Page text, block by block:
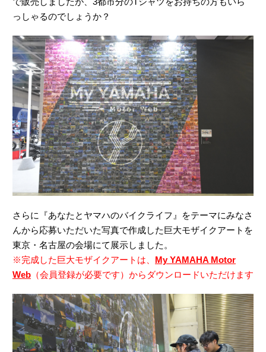
っしゃるのでしょうか？
さらに『あなたとヤマハのバイクライフ』をテーマにみなさ
んから応募いただいた写真で作成した巨大モザイクアートを
東京・名古屋の会場にて展示しました。
※完成した巨大モザイクアートは、 My YAMAHA Motor
Web （会員登録が必要です）からダウンロードいただけます